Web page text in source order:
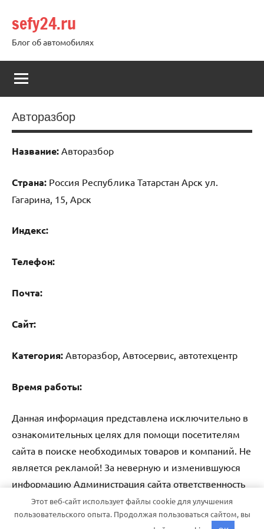
содержимому
sefy24.ru
Блог об автомобилях
Авторазбор
Название: Авторазбор
Страна: Россия Республика Татарстан Арск ул.
Гагарина, 15, Арск
Индекс:
Телефон:
Почта:
Cайт:
Категория: Авторазбор, Автосервис, автотехцентр
Время работы:
Данная информация представлена исключительно в
ознакомительных целях для помощи посетителям
сайта в поиске необходимых товаров и компаний. Не
является рекламой! За неверную и изменившуюся
информацию Администрация сайта ответственность
не несет.
Этот веб-сайт использует файлы cookie для улучшения
пользовательского опыта. Продолжая пользоваться сайтом, вы